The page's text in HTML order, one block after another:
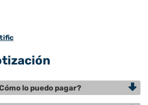
lo puedo pagar?